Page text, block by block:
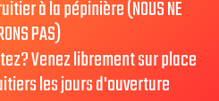
à la pépinière (NOUS NE
PAS)
Venez librement sur place
les jours d'ouverture